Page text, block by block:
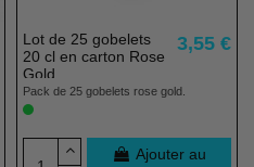
Lot de 25 gobelets
20 cl en carton Rose
Gold
3,55 €
Pack de 25 gobelets rose gold.
Ajouter au